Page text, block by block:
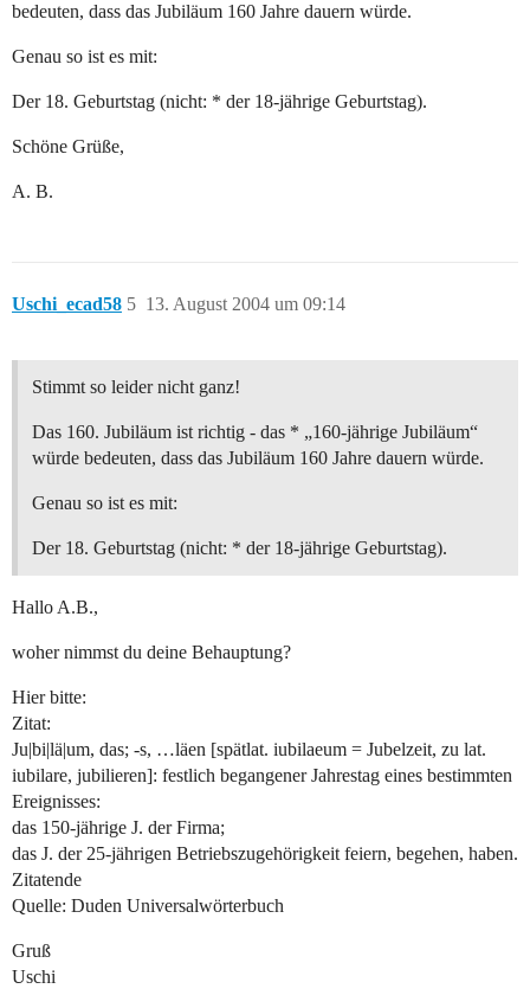
bedeuten, dass das Jubiläum 160 Jahre dauern würde.
Genau so ist es mit:
Der 18. Geburtstag (nicht: * der 18-jährige Geburtstag).
Schöne Grüße,
A. B.
Uschi_ecad58 13. August 2004 um 09:14
5
Stimmt so leider nicht ganz!
Das 160. Jubiläum ist richtig - das * „160-jährige Jubiläum“
würde bedeuten, dass das Jubiläum 160 Jahre dauern würde.
Genau so ist es mit:
Der 18. Geburtstag (nicht: * der 18-jährige Geburtstag).
Hallo A.B.,
woher nimmst du deine Behauptung?
Hier bitte:
Zitat:
Ju|bi|lä|um, das; -s, …läen [spätlat. iubilaeum = Jubelzeit, zu lat.
iubilare, jubilieren]: festlich begangener Jahrestag eines bestimmten
Ereignisses:
das 150-jährige J. der Firma;
das J. der 25-jährigen Betriebszugehörigkeit feiern, begehen, haben.
Zitatende
Quelle: Duden Universalwörterbuch
Gruß
Uschi